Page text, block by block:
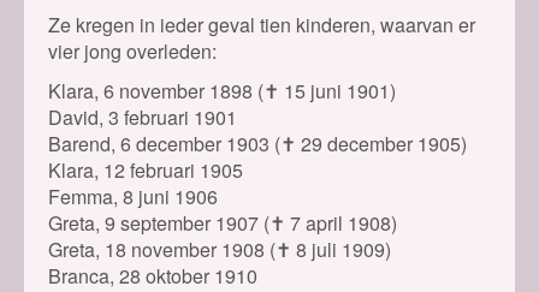
Ze kregen in ieder geval tien kinderen, waarvan er
vier jong overleden:
Klara, 6 november 1898 (✝ 15 juni 1901)
David, 3 februari 1901
Barend, 6 december 1903 (✝ 29 december 1905)
Klara, 12 februari 1905
Femma, 8 juni 1906
Greta, 9 september 1907 (✝ 7 april 1908)
Greta, 18 november 1908 (✝ 8 juli 1909)
Branca, 28 oktober 1910